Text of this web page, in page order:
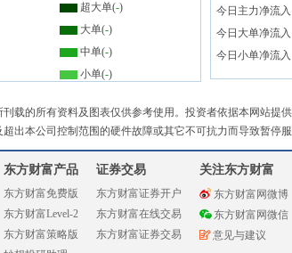
超大单(-)
大单(-)
中单(-)
小单(-)
今日主力净流入
今日大单净流入
今日小单净流入
载的所有资料及图表仅供参考使用。投资者依据本网站
出本公司控制范围的硬件故障或其它不可抗力而导致暂停
东方财富产品
东方财富免费版
东方财富Level-2
东方财富策略版
证券交易
东方财富证券开户
东方财富在线交易
东方财富证券交易
关注东方财富
东方财富网微博
东方财富网微信
意见与建议